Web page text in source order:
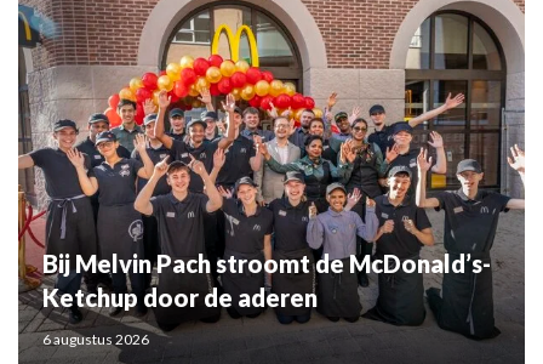
Bij Melvin Pach stroomt de McDonald’s-
Ketchup door de aderen
6 augustus 2026